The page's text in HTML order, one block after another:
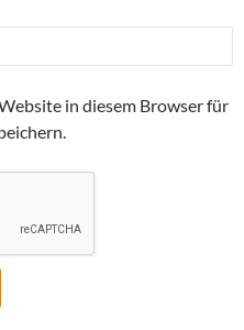
in diesem Browser für